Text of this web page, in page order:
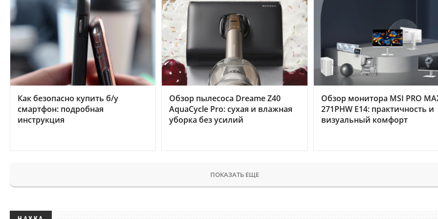
Как безопасно купить б/у
смартфон: подробная
инструкция
Обзор пылесоса Dreame Z40
AquaCycle Pro: сухая и влажная
уборка без усилий
Обзор монитора MSI PRO
271PHW E14: практичность и
визуальный комфорт
ПОКАЗАТЬ ЕЩЕ